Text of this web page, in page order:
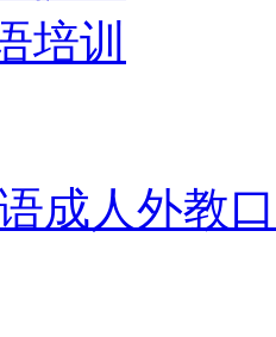
培训
成人外教